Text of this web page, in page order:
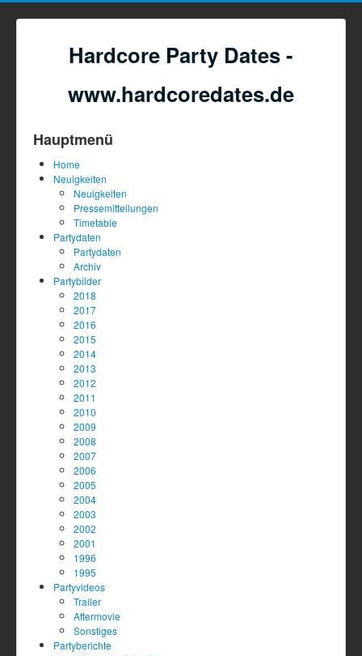
Hardcore Party Dates -
www.hardcoredates.de
Hauptmenü
Home
Neuigkeiten
Neuigkeiten
Pressemitteilungen
Timetable
Partydaten
Partydaten
Archiv
Partybilder
2018
2017
2016
2015
2014
2013
2012
2011
2010
2009
2008
2007
2006
2005
2004
2003
2002
2001
1996
1995
Partyvideos
Trailer
Aftermovie
Sonstiges
Partyberichte